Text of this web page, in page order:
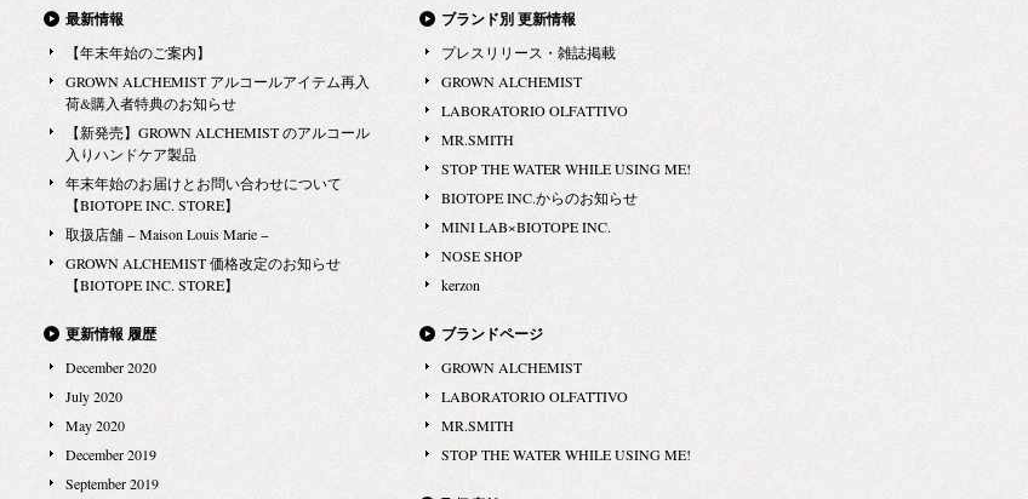
チ ▼NOSE SHOP キーホルダー ３) NOSE SHOP ロ
ングTシャツ NOSE SHOPオリジナルの、ロゴTシャ
ツ。 白と黒の２色展開で、サイズはS、M、Lのご用
意。 ＜発売開始日＞8月16日（木） …
NOTES- トップ：ライス、ローズ、バイオレット ハ
ート：ミルキーノート、バニラ ベース：サンダルウ
ッド、ホワイトムスク ・サイズ・価格（全４種、税
別） 200ml|8,900円、500ml|16,500円、1L|23,000円、
3L|60,000円 レフィル：500ml|14,500円 ルームスプレ
ー100ml,|5,000円 全部で4種類のサイズ展開となりま
す。お部屋の広さや、シーンに応じて、最適なサイ
ズでお香りをお楽しみください。 同時にルームスプ
レーも発売となります VANHERA｜ヴァネラ（オー
ドパルファム） ブラックバニラ、予測不能な香りの
緩和の連続は、従来のバニラの常識を揺るがす香り
の衝撃。 アンバランスな魅惑を放つドライでビター
な香りがあなたの心と魂を征服する。 パフューマー
｜ルカ・マッフェリ -NOTES- トップ：ベルガモッ
ト、カルダモン、四川胡椒、ピンクペッパーCO2 ハ
ート：サンダルウッド、カシミアウッド、シナモン
最新情報
【年末年始のご案内】
GROWN ALCHEMIST アルコールアイテム再入
荷&購入者特典のお知らせ
【新発売】GROWN ALCHEMIST のアルコール
入りハンドケア製品
年末年始のお届けとお問い合わせについて
【BIOTOPE INC. STORE】
取扱店舗 − Maison Louis Marie −
GROWN ALCHEMIST 価格改定のお知らせ
【BIOTOPE INC. STORE】
更新情報 履歴
December 2020
July 2020
May 2020
December 2019
September 2019
ブランド別 更新情報
プレスリリース・雑誌掲載
GROWN ALCHEMIST
LABORATORIO OLFATTIVO
MR.SMITH
STOP THE WATER WHILE USING ME!
BIOTOPE INC.からのお知らせ
MINI LAB×BIOTOPE INC.
NOSE SHOP
kerzon
ブランドページ
GROWN ALCHEMIST
LABORATORIO OLFATTIVO
MR.SMITH
STOP THE WATER WHILE USING ME!